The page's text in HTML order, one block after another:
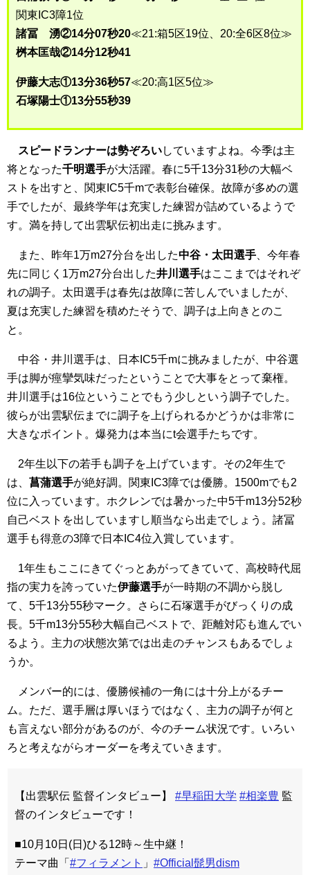
関東IC3障1位
諸冨 湧②14分07秒20≪21:箱5区19位、20:全6区8位≫
桝本匡哉②14分12秒41
伊藤大志①13分36秒57≪20:高1区5位≫
石塚陽士①13分55秒39
スピードランナーは勢ぞろいしていますよね。今季は主
将となった千明選手が大活躍。春に5千13分31秒の大幅ベ
ストを出すと、関東IC5千mで表彰台確保。故障が多めの選
手でしたが、最終学年は充実した練習が詰めているようで
す。満を持して出雲駅伝初出走に挑みます。
また、昨年1万m27分台を出した中谷・太田選手 、今年春
先に同じく1万m27分台出した井川選手はここまではそれぞ
れの調子。太田選手は春先は故障に苦しんでいましたが、
夏は充実した練習を積めたそうで、調子は上向きとのこ
と。
中谷・井川選手は、日本IC5千mに挑みましたが、中谷選
手は脚が痙攣気味だったということで大事をとって棄権。
井川選手は16位ということでもう少しという調子でした。
彼らが出雲駅伝までに調子を上げられるかどうかは非常に
大きなポイント。爆発力は本当にt会選手たちです。
2年生以下の若手も調子を上げています。その2年生で
は、 菖蒲選手が絶好調。関東IC3障では優勝。1500mでも2
位に入っています。ホクレンでは暑かった中5千m13分52秒
自己ベストを出していますし順当なら出走でしょう。諸冨
選手も得意の3障で日本IC4位入賞しています。
1年生もここにきてぐっとあがってきていて、高校時代屈
指の実力を誇っていた伊藤選手が一時期の不調から脱し
て、5千13分55秒マーク。さらに石塚選手がびっくりの成
長。5千m13分55秒大幅自己ベストで、距離対応も進んでい
るよう。主力の状態次第では出走のチャンスもあるでしょ
うか。
メンバー的には、優勝候補の一角には十分上がるチー
ム。ただ、選手層は厚いほうではなく、主力の調子が何と
も言えない部分があるのが、今のチーム状況です。いろい
ろと考えながらオーダーを考えていきます。
【出雲駅伝 監督インタビュー】 #早稲田大学 #相楽豊 監
督のインタビューです！
■10月10日(日)ひる12時～生中継！
テーマ曲「 #フィラメント 」 #Official髭男dism